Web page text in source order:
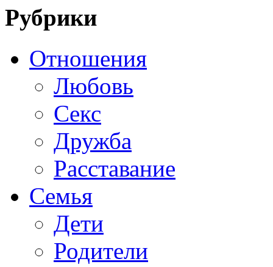
Рубрики
Отношения
Любовь
Секс
Дружба
Расставание
Семья
Дети
Родители